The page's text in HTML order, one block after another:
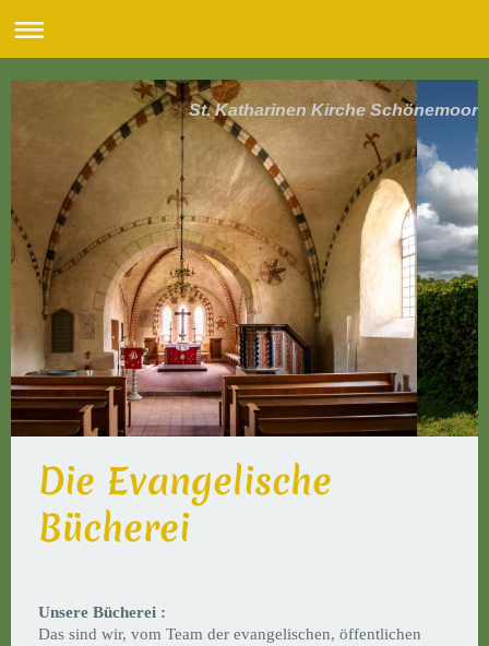
St. Katharinen Kirche Schönemoor
Die Evangelische
Bücherei
Unsere Bücherei :
Das sind wir, vom Team der evangelischen, öffentlichen